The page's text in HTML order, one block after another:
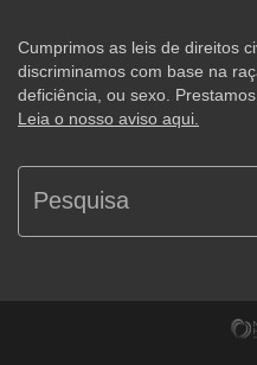
Cumprimos as leis de direitos
discriminamos com base na
deficiência, ou sexo.
Leia o nosso aviso aqui.